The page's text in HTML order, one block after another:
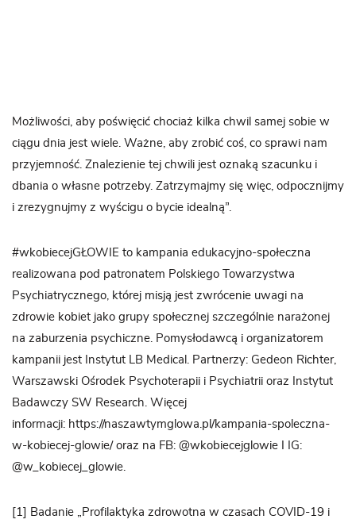
Możliwości, aby poświęcić chociaż kilka chwil samej sobie w
ciągu dnia jest wiele. Ważne, aby zrobić coś, co sprawi nam
przyjemność. Znalezienie tej chwili jest oznaką szacunku i
dbania o własne potrzeby. Zatrzymajmy się więc, odpocznijmy
i zrezygnujmy z wyścigu o bycie idealną”.
#wkobiecejGŁOWIE to kampania edukacyjno-społeczna
realizowana pod patronatem Polskiego Towarzystwa
Psychiatrycznego, której misją jest zwrócenie uwagi na
zdrowie kobiet jako grupy społecznej szczególnie narażonej
na zaburzenia psychiczne. Pomysłodawcą i organizatorem
kampanii jest Instytut LB Medical. Partnerzy: Gedeon Richter,
Warszawski Ośrodek Psychoterapii i Psychiatrii oraz Instytut
Badawczy SW Research. Więcej
informacji: https://naszawtymglowa.pl/kampania-spoleczna-
w-kobiecej-glowie/ oraz na FB: @wkobiecejglowie I IG:
@w_kobiecej_glowie.
[1] Badanie „Profilaktyka zdrowotna w czasach COVID-19 i